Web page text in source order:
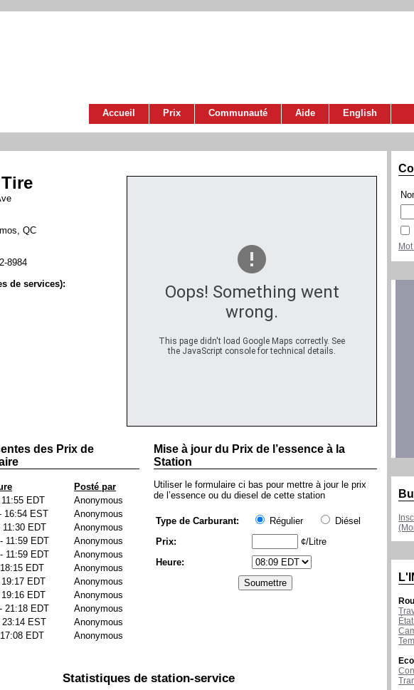
Accueil Prix Communauté Aide English
Oops! Something went
wrong.
This page didn't load Google Maps correctly. See
the JavaScript console for technical details.
QC
8984
de services):
des Prix de
Posté par
EDT
Anonymous
16:54 EST
Anonymous
EDT
Anonymous
11:59 EDT
Anonymous
11:59 EDT
Anonymous
EDT
Anonymous
EDT
Anonymous
EDT
Anonymous
21:18 EDT
Anonymous
23:14 EST
Anonymous
EDT Anonymous
Mise à jour du Prix de l’essence à la
Station
Utiliser le formulaire ci bas pour mettre à jour le prix
de l’essence ou du diesel de cette station
Type de Carburant: Régulier
Diésel
Prix:
¢/Litre
Heure:
Statistiques de station-service